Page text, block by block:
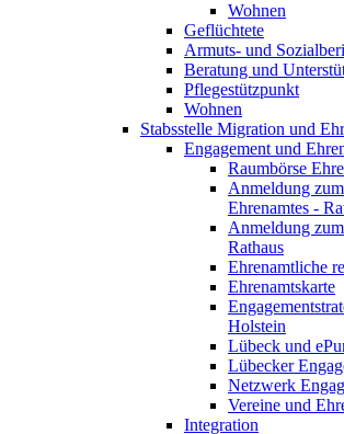
Wohnen
Geflüchtete
Armuts- und
Beratung und
Pflegestützpunkt
Wohnen
Stabsstelle Migration und
Engagement und
Raumbörse
Anmeldung
Ehrenamtes -
Anmeldung
Rathaus
Ehrenamtliche
Ehrenamtskarte
Holstein
Lübeck und
Lübecker
Netzwerk
Vereine und
Integration